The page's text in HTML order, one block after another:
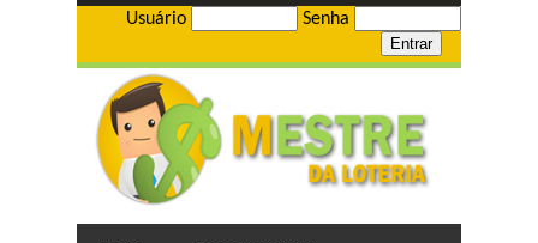
Usuário Senha